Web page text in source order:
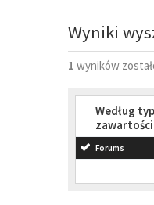
Wyniki
1 wyników
Według
zawartości
Forums